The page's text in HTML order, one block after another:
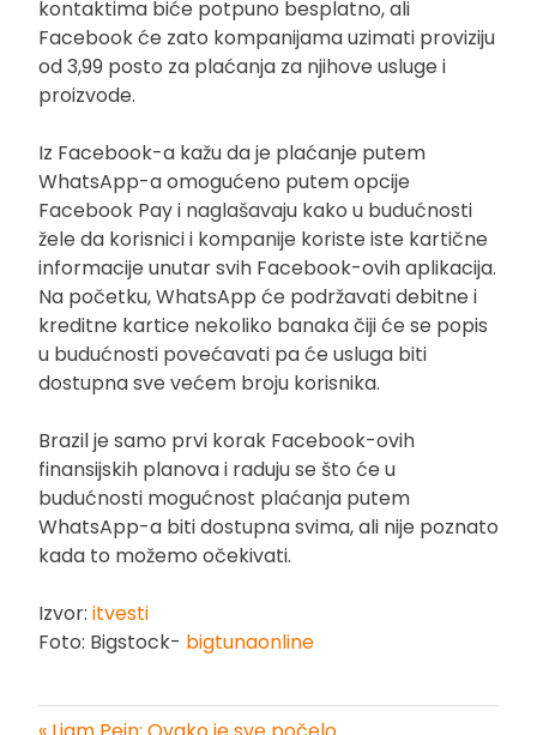
kontaktima biće potpuno besplatno, ali
Facebook će zato kompanijama uzimati proviziju
od 3,99 posto za plaćanja za njihove usluge i
proizvode.
Iz Facebook-a kažu da je plaćanje putem
WhatsApp-a omogućeno putem opcije
Facebook Pay i naglašavaju kako u budućnosti
žele da korisnici i kompanije koriste iste kartične
informacije unutar svih Facebook-ovih aplikacija.
Na početku, WhatsApp će podržavati debitne i
kreditne kartice nekoliko banaka čiji će se popis
u budućnosti povećavati pa će usluga biti
dostupna sve većem broju korisnika.
Brazil je samo prvi korak Facebook-ovih
finansijskih planova i raduju se što će u
budućnosti mogućnost plaćanja putem
WhatsApp-a biti dostupna svima, ali nije poznato
kada to možemo očekivati.
Izvor: itvesti
Foto: Bigstock- bigtunaonline